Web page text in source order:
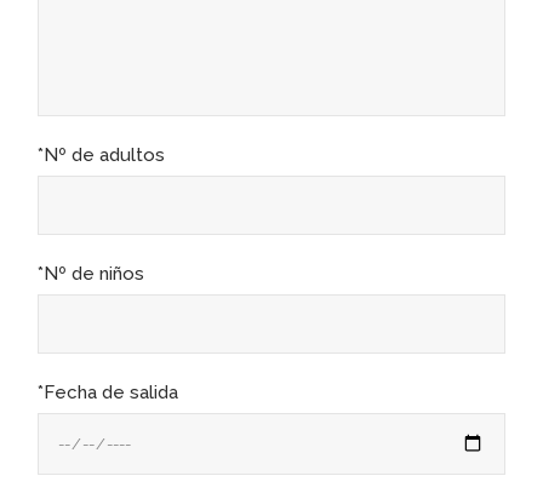
*Nº de adultos
*Nº de niños
*Fecha de salida